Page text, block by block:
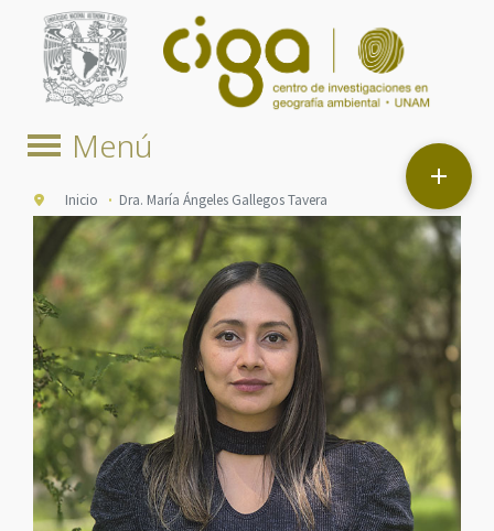

Inicio Dra. María Ángeles Gallegos Tavera